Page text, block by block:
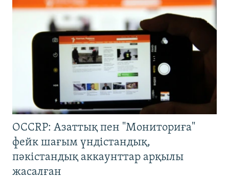
OCCRP: Азаттық пен "Мониториға"
фейк шағым үндістандық,
пәкістандық аккаунттар арқылы
жасалған